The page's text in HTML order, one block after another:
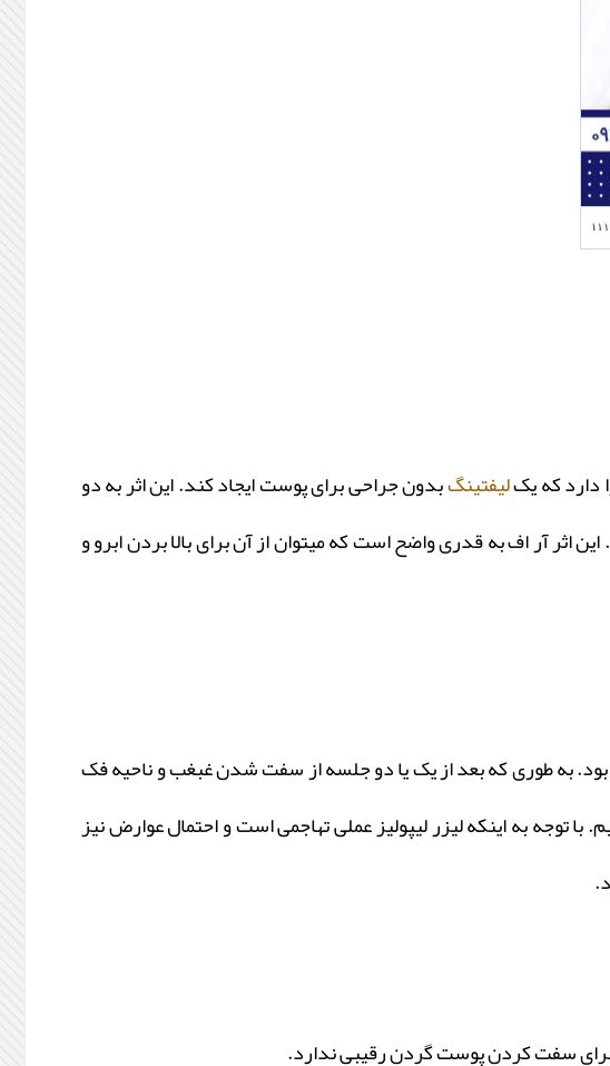
دارد که یکلیفتینگبدون جراحی برای پوست ایجاد کند. این اثر به دو
آر اف به قدری واضح است که میتوان از آن برای بالا بردن ابرو و
به طوری که بعد از یک یا دو جلسه از سفت شدن غبغب و ناحیه فک
توجه به اینکه لیزر لیپولیز عملی تهاجمی است و احتمال عوارض نیز
سفت کردن پوست گردن رقیبی ندارد.